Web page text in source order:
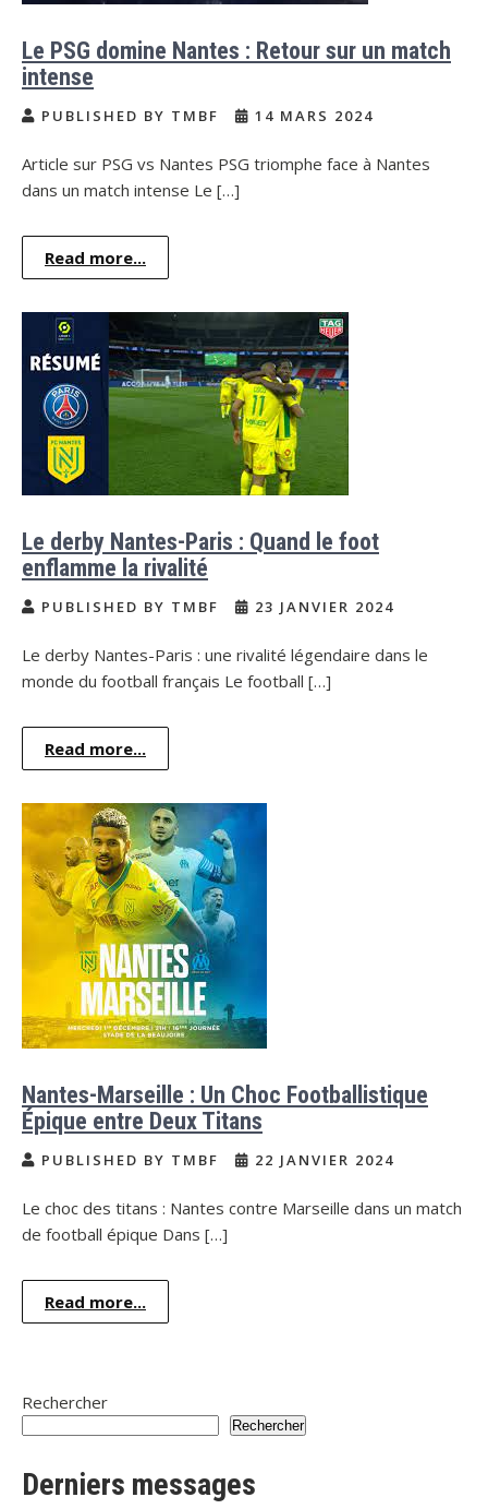
Le PSG domine Nantes : Retour sur un match
intense
PUBLISHED BY TMBF 14 MARS 2024
Article sur PSG vs Nantes PSG triomphe face à Nantes
dans un match intense Le […]
Read more...
Le derby Nantes-Paris : Quand le foot
enflamme la rivalité
PUBLISHED BY TMBF 23 JANVIER 2024
Le derby Nantes-Paris : une rivalité légendaire dans le
monde du football français Le football […]
Read more...
Nantes-Marseille : Un Choc Footballistique
Épique entre Deux Titans
PUBLISHED BY TMBF 22 JANVIER 2024
Le choc des titans : Nantes contre Marseille dans un match
de football épique Dans […]
Read more...
Rechercher
Rechercher
Derniers messages